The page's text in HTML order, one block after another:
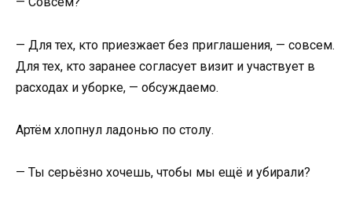
— Для тех, кто приезжает без приглашения, — совсем.
Для тех, кто заранее согласует визит и участвует в
расходах и уборке, — обсуждаемо.
Артём хлопнул ладонью по столу.
— Ты серьёзно хочешь, чтобы мы ещё и убирали?